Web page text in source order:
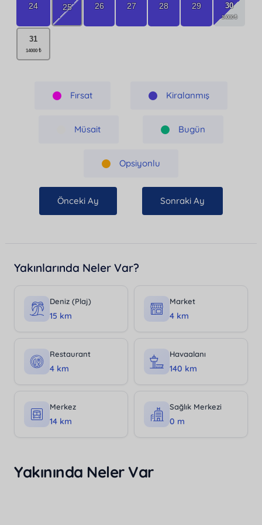
24 25 26 27 28 29 30
31
Fırsat Kiralanmış
Müsait Bugün
Opsiyonlu
Önceki Ay Sonraki Ay
Yakınlarında Neler Var?
Deniz (Plaj)
15 km
Market
4 km
Restaurant
4 km
Havaalanı
140 km
Merkez
14 km
Sağlık Merkezi
0 m
Yakınında Neler Var